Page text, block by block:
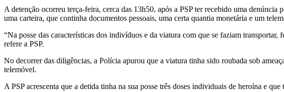
A detenção ocorreu terça-feira, cerca das 13h50, após a PSP ter recebido uma
uma carteira, que continha documentos pessoais, uma certa quantia monetária e um
“Na posse das características dos indivíduos e da viatura com que se faziam
refere a PSP.
No decorrer das diligências, a Polícia apurou que a viatura tinha sido roubada sob
telemóvel.
A PSP acrescenta que a detida tinha na sua posse três doses individuais de heroína e